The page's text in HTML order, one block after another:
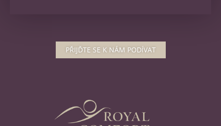
PŘIJĎTE SE K NÁM PODÍVAT